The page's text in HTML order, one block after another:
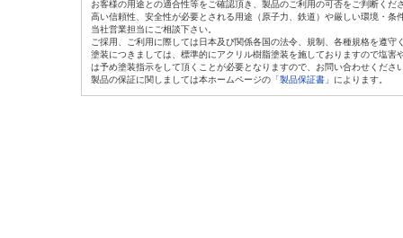
お客様の用途との適合性等をご確認頂き、製品のご利用の可否をご判断くだ
高い信頼性、安全性が必要とされる用途（原子力、鉄道）や厳しい環境・条
当社営業担当にご相談下さい。
ご採用、ご利用に際しては日本及び関係各国の法令、規制、各種規格を遵守
塗装につきましては、標準的にアクリル樹脂塗装を施しておりますので塩害
は予め塗装指示をして頂くことが必要となりますので、お問い合わせくださ
製品の保証に関しましては本ホームページの 「製品保証書」 によります。